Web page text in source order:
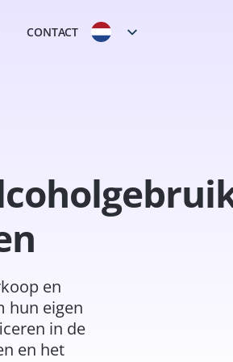
CONTACT
en
hun eigen
in de
en het